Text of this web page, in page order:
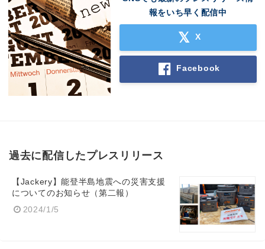
報をいち早く配信中
X
Facebook
過去に配信したプレスリリース
【Jackery】能登半島地震への災害支援
についてのお知らせ（第二報）
2024/1/5